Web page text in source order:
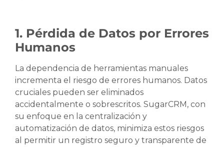
1. Pérdida de Datos por Errores
Humanos
La dependencia de herramientas manuales
incrementa el riesgo de errores humanos. Datos
cruciales pueden ser eliminados
accidentalmente o sobrescritos. SugarCRM, con
su enfoque en la centralización y
automatización de datos, minimiza estos riesgos
al permitir un registro seguro y transparente de